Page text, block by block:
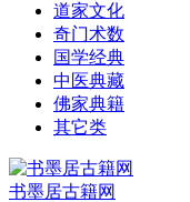
道家文化
奇门术数
国学经典
中医典藏
佛家典籍
其它类
书墨居古籍网